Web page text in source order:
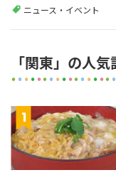
ニュース・イベント
「関東」の人